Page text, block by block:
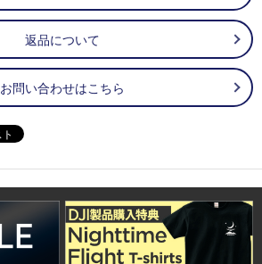
返品について
お問い合わせはこちら